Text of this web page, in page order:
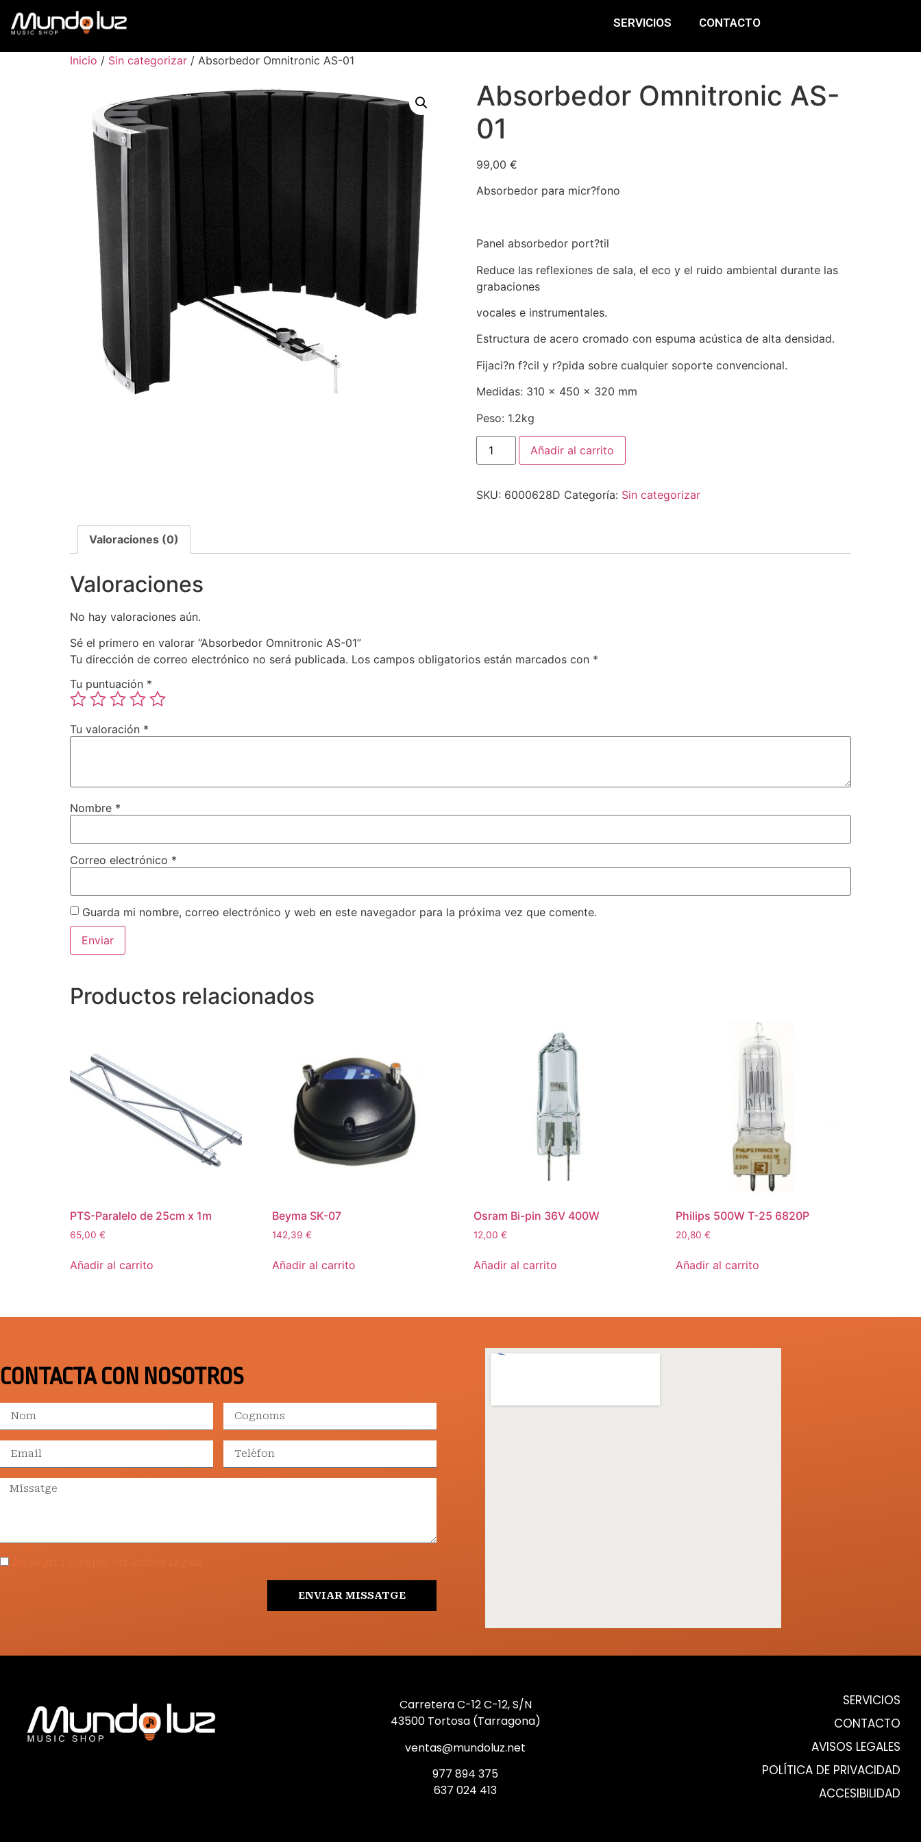
SERVICIOS CONTACTO
Inicio / Sin categorizar / Absorbedor Omnitronic AS-01
Absorbedor Omnitronic AS-
01
99,00 €
Absorbedor para micr?fono
Panel absorbedor port?til
Reduce las reflexiones de sala, el eco y el ruido ambiental durante las
grabaciones
vocales e instrumentales.
Estructura de acero cromado con espuma acústica de alta densidad.
Fijaci?n f?cil y r?pida sobre cualquier soporte convencional.
Medidas: 310 x 450 x 320 mm
Peso: 1.2kg
Añadir al carrito
SKU: 6000628D Categoría: Sin categorizar
Valoraciones (0)
Valoraciones
No hay valoraciones aún.
Sé el primero en valorar “Absorbedor Omnitronic AS-01”
Tu dirección de correo electrónico no será publicada. Los campos obligatorios están marcados con *
Tu puntuación *
Tu valoración *
Nombre *
Correo electrónico *
Guarda mi nombre, correo electrónico y web en este navegador para la próxima vez que comente.
Productos relacionados
PTS-Paralelo de 25cm x 1m
65,00 €
Añadir al carrito
Beyma SK-07
142,39 €
Añadir al carrito
Osram Bi-pin 36V 400W
12,00€
Añadir al carrito
Philips 500W T-25 6820P
20,80€
Añadir al carrito
CONTACTA CON NOSOTROS
ENVIAR MISSATGE
Carretera C-12 C-12, S/N
43500 Tortosa (Tarragona)
ventas@mundoluz.net
977 894 375
637 024 413
SERVICIOS
CONTACTO
AVISOS LEGALES
POLÍTICA DE PRIVACIDAD
ACCESIBILIDAD